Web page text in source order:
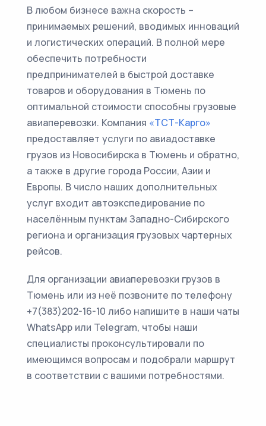
В любом бизнесе важна скорость –
принимаемых решений, вводимых инноваций
и логистических операций. В полной мере
обеспечить потребности
предпринимателей в быстрой доставке
товаров и оборудования в Тюмень по
оптимальной стоимости способны грузовые
авиаперевозки. Компания «ТСТ-Карго»
предоставляет услуги по авиадоставке
грузов из Новосибирска в Тюмень и обратно,
а также в другие города России, Азии и
Европы. В число наших дополнительных
услуг входит автоэкспедирование по
населённым пунктам Западно-Сибирского
региона и организация грузовых чартерных
рейсов.
Для организации авиаперевозки грузов в
Тюмень или из неё позвоните по телефону
+7(383)202-16-10 либо напишите в наши чаты
WhatsApp или Telegram, чтобы наши
специалисты проконсультировали по
имеющимся вопросам и подобрали маршрут
в соответствии с вашими потребностями.